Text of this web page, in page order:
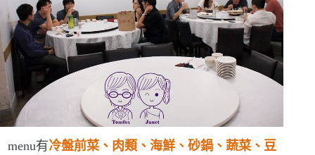
menu有冷盤前菜、肉類、海鮮、砂鍋、蔬菜、豆